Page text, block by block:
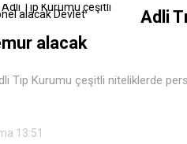
Adli
alacak
Tıp Kurumu çeşitli niteliklerde
13:51